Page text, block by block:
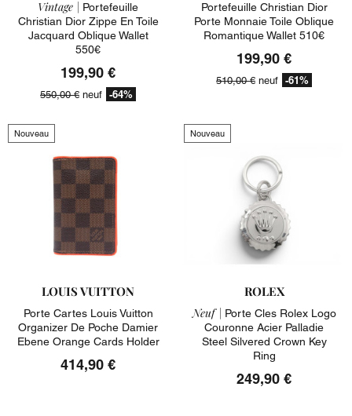
Vintage | Portefeuille
Christian Dior Zippe En Toile
Jacquard Oblique Wallet
550€
199,90 €
550,00 € neuf -64%
Portefeuille Christian Dior
Porte Monnaie Toile Oblique
Romantique Wallet 510€
199,90 €
510,00 € neuf -61%
Nouveau
LOUIS VUITTON
Porte Cartes Louis Vuitton
Organizer De Poche Damier
Ebene Orange Cards Holder
414,90 €
Nouveau
ROLEX
Neuf | Porte Cles Rolex Logo
Couronne Acier Palladie
Steel Silvered Crown Key
Ring
249,90 €